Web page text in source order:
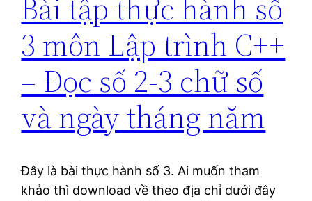
Bài tập thực hành số
3 môn Lập trình C++
– Đọc số 2-3 chữ số
và ngày tháng năm
Đây là bài thực hành số 3. Ai muốn tham
khảo thì download về theo địa chỉ dưới đây